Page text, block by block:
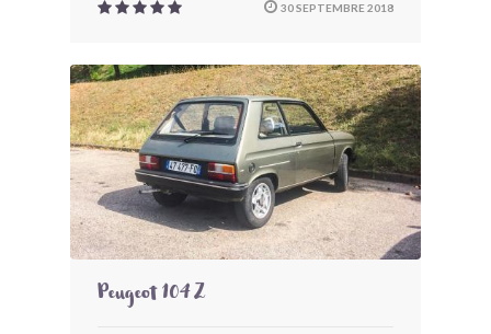
30 SEPTEMBRE 2018
Peugeot 104 Z